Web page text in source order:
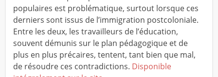
populaires est problématique, surtout lorsque ces
derniers sont issus de l’immigration postcoloniale.
Entre les deux, les travailleurs de l’éducation,
souvent démunis sur le plan pédagogique et de
plus en plus précaires, tentent, tant bien que mal,
de résoudre ces contradictions. Disponible